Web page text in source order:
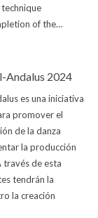
of the…
Andalus 2024
es una iniciativa
promover el
de la danza
la producción
través de esta
tendrán la
la creación